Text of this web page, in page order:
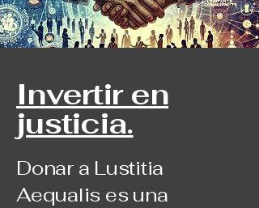
Invertir en
justicia.
Donar a Lustitia
Aequalis es una